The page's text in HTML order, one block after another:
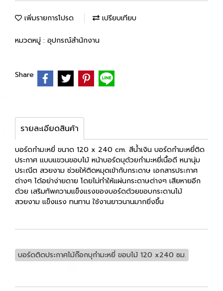
เพิ่มรายการโปรด เปรียบเทียบ
หมวดหมู่ : อุปกรณ์สำนักงาน
Share
รายละเอียดสินค้า
บอร์ดกำมะหยี่ ขนาด 120 x 240 cm. สีน้ำเงิน บอร์ดกำมะหยี่ติด
ประกาศ แบบแขวนขอบไม้ หน้าบอร์ดบุด้วยกำมะหยี่เนื้อดี หนานุ่ม
ประณีต สวยงาม ช่วยให้ติดหมุดเข้ากับกระดาษ เอกสารประกาศ
ต่างๆ ได้อย่าง่ายดาย โดยไม่ทำให้แผ่นกระดาษต่างๆ เสียหายอีก
ด้วย เสริมทัพความแข็งแรงของบอร์ดด้วยขอบกระดานไม้
สวยงาม แข็งแรง ทนทาน ใช้งานยาวนานมากยิ่งขึ้น
บอร์ดติดประกาศไม้ก๊อกบุกำมะหยี่ ขอบไม้ 120 x240 ซม.